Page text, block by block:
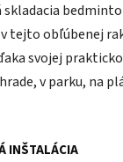
skladacia
tejto obľúbenej
svojej
v parku, na
INŠTALÁCIA